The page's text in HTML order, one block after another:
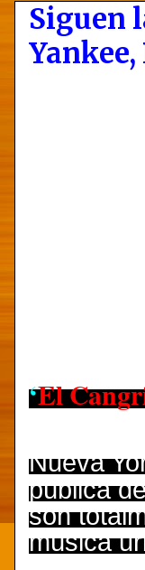
Siguen
‘El
Nueva
pública
son
música